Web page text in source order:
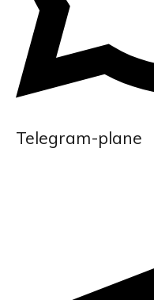
Telegram-plane